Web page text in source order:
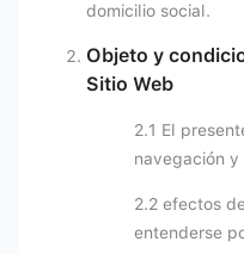
domicilio social.
Objeto y
Sitio Web
2.1 El
navegación y
2.2 efectos
entenderse